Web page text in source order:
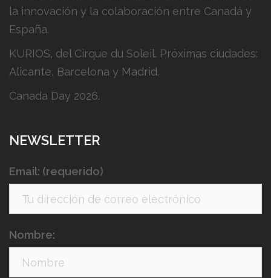
la innovación y la colaboración entre Canadá y
España.
KURIOS, del Cirque du Soleil. Próximas ciudades:
Alicante, Barcelona y Madrid.
Canada Day 2026.
NEWSLETTER
Email: (requerido)
Nombre: